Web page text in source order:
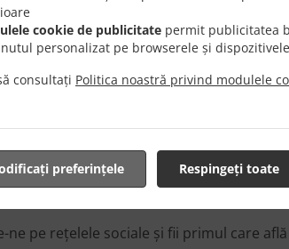
cookie de publicitate permit publicitatea
personalizat pe browserele și
consultați Politica noastră privind modulele
Respingeți toate
preferințele
de fiecare dată când pur și simplu nu te
Află Primul
ne pe rețelele sociale și fii primul care